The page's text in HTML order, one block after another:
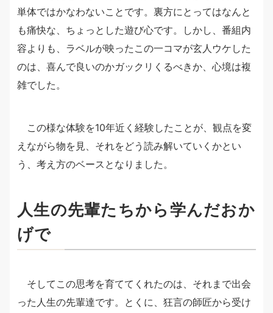
単体ではかなわないことです。裏方にとってはなんと
も痛快な、ちょっとした遊び心です。しかし、番組内
容よりも、ラベルが映ったこの一コマが玄人ウケした
のは、喜んで良いのかガックリくるべきか、心境は複
雑でした。
この様な体験を10年近く経験したことが、観点を変
えながら物を見、それをどう読み解いていくかとい
う、考え方のベースとなりました。
人生の先輩たちから学んだおか
げで
そしてこの思考を育ててくれたのは、それまで出会
った人生の先輩達です。とくに、狂言の師匠から受け